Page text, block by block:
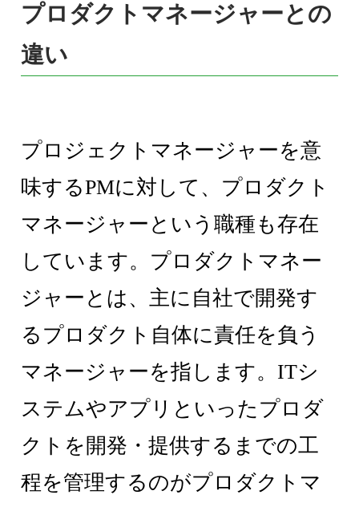
プロダクトマネージャーとの
違い
プロジェクトマネージャーを意
味するPMに対して、プロダクト
マネージャーという職種も存在
しています。プロダクトマネー
ジャーとは、主に自社で開発す
るプロダクト自体に責任を負う
マネージャーを指します。ITシ
ステムやアプリといったプロダ
クトを開発・提供するまでの工
程を管理するのがプロダクトマ